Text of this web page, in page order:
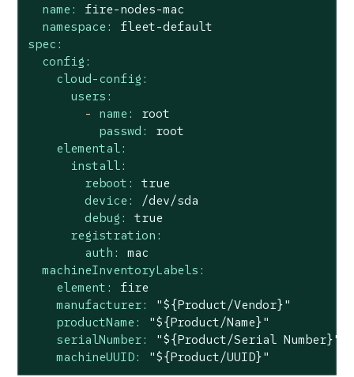
name:
fire-nodes-mac
namespace:
fleet-default
spec:
config:
cloud-config:
users:
-
name:
root
passwd:
root
elemental:
install:
reboot:
true
device:
/dev/sda
debug:
true
registration:
auth:
mac
machineInventoryLabels:
element:
fire
manufacturer:
"${Product/Vendor}"
productName:
"${Product/Name}"
serialNumber:
"${Product/Serial Number}"
machineUUID:
"${Product/UUID}"